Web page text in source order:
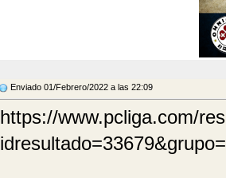
Enviado 01/Febrero/2022 a las 22:09
https://www.pcliga.com/